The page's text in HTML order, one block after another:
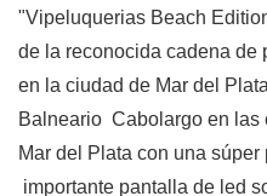
"Vipeluquerias Beach
de la reconocida cadena de
en la ciudad de Mar del
Balneario Cabolargo en las
Mar del Plata con una
importante pantalla de led